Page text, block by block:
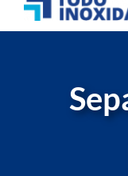
Proyectos